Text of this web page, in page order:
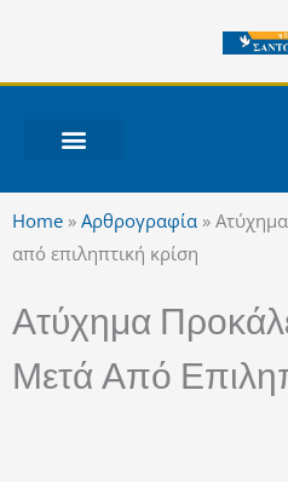
περιεχόμενο
Home » Αρθρογραφία »
από επιληπτική κρίση
Ατύχημα
Μετά Από